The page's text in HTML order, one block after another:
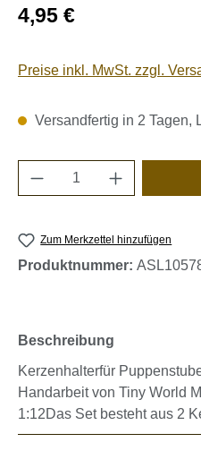
Regulärer Preis:
4,95 €
Preise inkl. MwSt. zzgl.
Versandfertig in 2 Tagen,
Produkt Anzahl:
Zum Merkzettel hinzufügen
Produktnummer:
Beschreibung
Kerzenhalterfür
Handarbeit von Tiny World
1:12Das Set besteht aus 2